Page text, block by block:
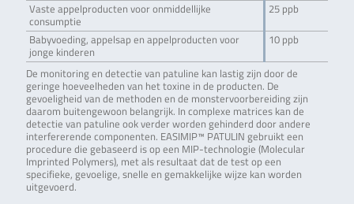
Vaste appelproducten voor onmiddellijke
consumptie
25 ppb
Babyvoeding, appelsap en appelproducten voor
jonge kinderen
10 ppb
De monitoring en detectie van patuline kan lastig zijn door de
geringe hoeveelheden van het toxine in de producten. De
gevoeligheid van de methoden en de monstervoorbereiding zijn
daarom buitengewoon belangrijk. In complexe matrices kan de
detectie van patuline ook verder worden gehinderd door andere
interfererende componenten. EASIMIP™ PATULIN gebruikt een
procedure die gebaseerd is op een MIP-technologie (Molecular
Imprinted Polymers), met als resultaat dat de test op een
specifieke, gevoelige, snelle en gemakkelijke wijze kan worden
uitgevoerd.